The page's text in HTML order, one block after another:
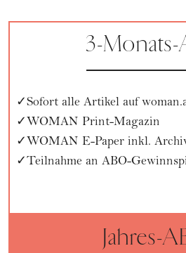
3-
Sofort alle Artikel auf
WOMAN Print-Magazin
WOMAN E-Paper inkl.
Teilnahme an ABO-
Jahres-